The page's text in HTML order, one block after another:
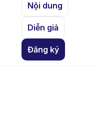
Nội dung
Diễn giả
Đăng ký